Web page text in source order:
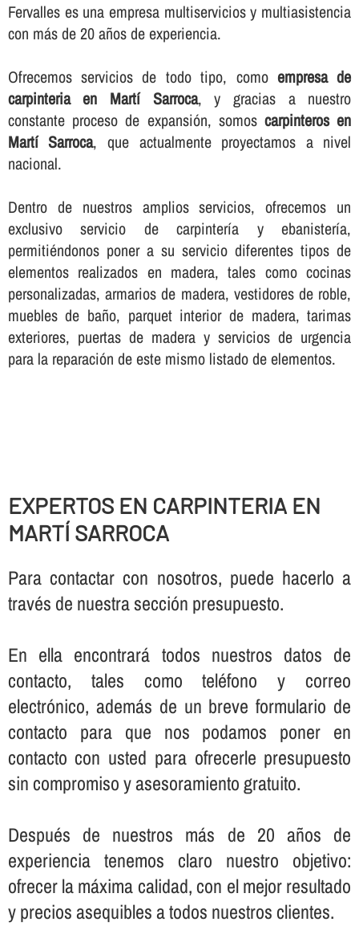
Fervalles es una empresa multiservicios y multiasistencia
con más de 20 años de experiencia.
Ofrecemos servicios de todo tipo, como empresa de
carpinteria en Martí Sarroca, y gracias a nuestro
constante proceso de expansión, somos carpinteros en
Martí Sarroca, que actualmente proyectamos a nivel
nacional.
Dentro de nuestros amplios servicios, ofrecemos un
exclusivo servicio de carpinterí­a y ebanisterí­a,
permitiéndonos poner a su servicio diferentes tipos de
elementos realizados en madera, tales como cocinas
personalizadas, armarios de madera, vestidores de roble,
muebles de baño, parquet interior de madera, tarimas
exteriores, puertas de madera y servicios de urgencia
para la reparación de este mismo listado de elementos.
EXPERTOS EN CARPINTERIA EN
MARTÍ SARROCA
Para contactar con nosotros, puede hacerlo a
través de nuestra sección presupuesto.
En ella encontrará todos nuestros datos de
contacto, tales como teléfono y correo
electrónico, además de un breve formulario de
contacto para que nos podamos poner en
contacto con usted para ofrecerle presupuesto
sin compromiso y asesoramiento gratuito.
Después de nuestros más de 20 años de
experiencia tenemos claro nuestro objetivo:
ofrecer la máxima calidad, con el mejor resultado
y precios asequibles a todos nuestros clientes.